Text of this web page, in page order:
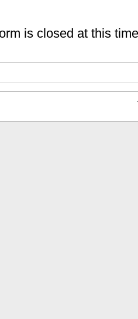
is closed at this